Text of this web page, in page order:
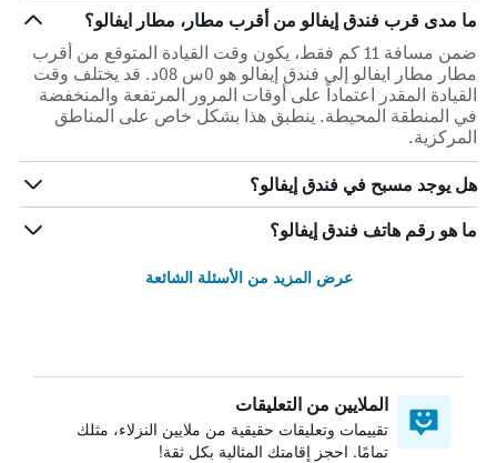
ما مدى قرب فندق إيفالو من أقرب مطار، مطار ايفالو؟
ضمن مسافة 11 كم فقط، يكون وقت القيادة المتوقع من أقرب
مطار مطار ايفالو إلى فندق إيفالو هو 0س 08د. قد يختلف وقت
القيادة المقدر اعتماداً على أوقات المرور المرتفعة والمنخفضة
في المنطقة المحيطة. ينطبق هذا بشكل خاص على المناطق
المركزية.
هل يوجد مسبح في فندق إيفالو؟
ما هو رقم هاتف فندق إيفالو؟
عرض المزيد من الأسئلة الشائعة
الملايين من التعليقات
تقييمات وتعليقات حقيقية من ملايين النزلاء، مثلك
تمامًا. احجز إقامتك المثالية بكل ثقة!